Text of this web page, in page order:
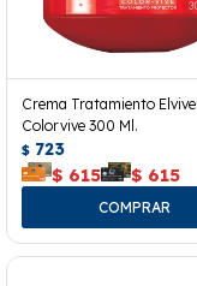
Crema Tratamiento Elvive
Colorvive 300 Ml.
$ 723
$ 615 $ 615